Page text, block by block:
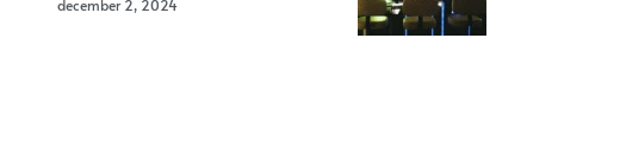
december 2, 2024